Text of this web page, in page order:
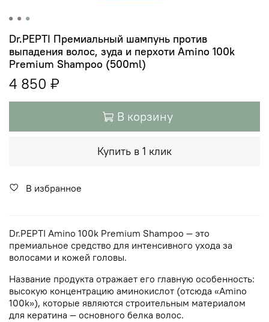
Dr.PEPTI Премиальный шампунь против
выпадения волос, зуда и перхоти Amino 100k
Premium Shampoo (500ml)
4 850 ₽
В корзину
Купить в 1 клик
В избранное
Dr.PEPTI Amino 100k Premium Shampoo — это
премиальное средство для интенсивного ухода за
волосами и кожей головы.
Название продукта отражает его главную особенность:
высокую концентрацию аминокислот (отсюда «Amino
100k»), которые являются строительным материалом
для кератина — основного белка волос.